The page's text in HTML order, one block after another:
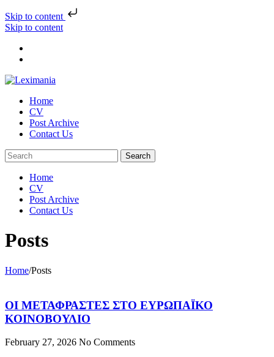
Skip to content
Skip to content
Home
CV
Post Archive
Contact Us
Home
CV
Post Archive
Contact Us
Posts
Home/Posts
ΟΙ ΜΕΤΑΦΡΑΣΤΕΣ ΣΤΟ ΕΥΡΩΠΑΪΚΟ
ΚΟΙΝΟΒΟΥΛΙΟ
February 27, 2026 No Comments